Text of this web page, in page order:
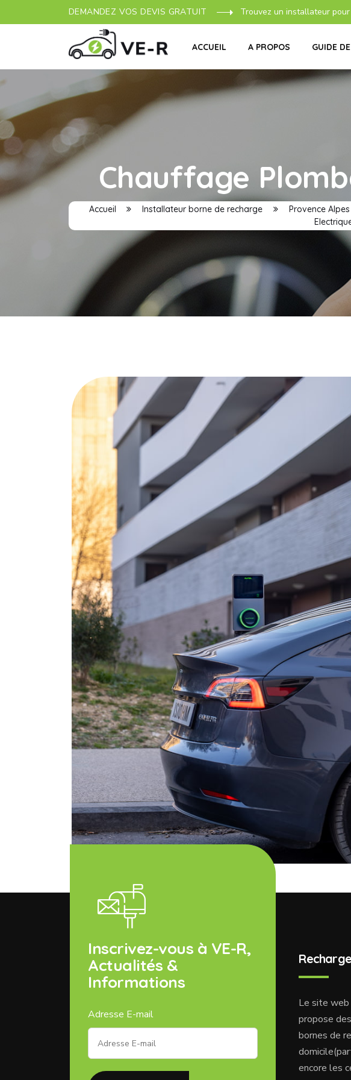
DEMANDEZ VOS DEVIS GRATUIT Trouvez un installateur pour
ACCUEIL A PROPOS GUIDE
Chauffage
Accueil Installateur borne de recharge Provence
Inscrivez-vous à VE-R,
Actualités &
Informations
Adresse E-mail
Le site
propose
bornes de
encore les